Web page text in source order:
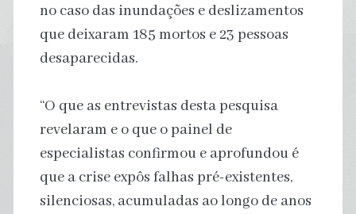
no caso das inundações e deslizamentos
que deixaram 185 mortos e 23 pessoas
desaparecidas.
“O que as entrevistas desta pesquisa
revelaram e o que o painel de
especialistas confirmou e aprofundou é
que a crise expôs falhas pré-existentes,
silenciosas, acumuladas ao longo de anos